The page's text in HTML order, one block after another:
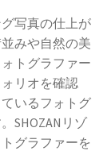
写真の仕上が
みや自然の美
トグラファー
リオを確認
いるフォトグ
SHOZANリゾ
グラファーを